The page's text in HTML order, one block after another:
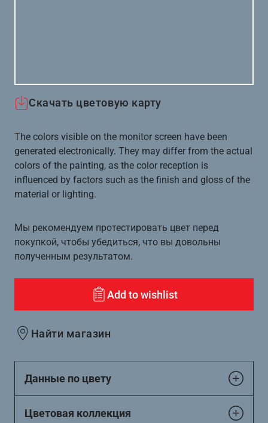
Скачать цветовую карту
The colors visible on the monitor screen have been
generated electronically. They may differ from the actual
colors of the painting, as the color reception is
influenced by factors such as the finish and gloss of the
material or lighting.
Мы рекомендуем протестировать цвет перед
покупкой, чтобы убедиться, что вы довольны
полученным результатом.
Add to wishlist
Найти магазин
Данные по цвету
Цветовая коллекция